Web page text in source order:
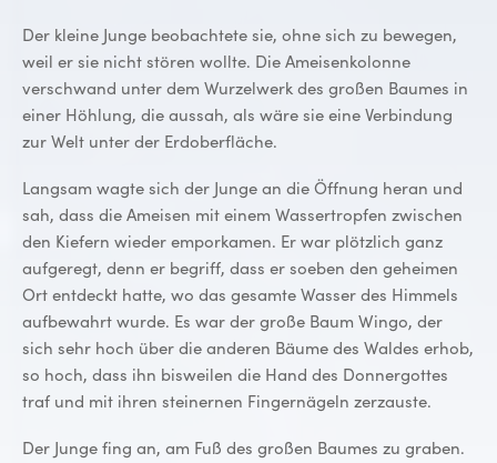
Der kleine Junge beobachtete sie, ohne sich zu bewegen,
weil er sie nicht stören wollte. Die Ameisenkolonne
verschwand unter dem Wurzelwerk des großen Baumes in
einer Höhlung, die aussah, als wäre sie eine Verbindung
zur Welt unter der Erdoberfläche.
Langsam wagte sich der Junge an die Öffnung heran und
sah, dass die Ameisen mit einem Wassertropfen zwischen
den Kiefern wieder emporkamen. Er war plötzlich ganz
aufgeregt, denn er begriff, dass er soeben den geheimen
Ort entdeckt hatte, wo das gesamte Wasser des Himmels
aufbewahrt wurde. Es war der große Baum Wingo, der
sich sehr hoch über die anderen Bäume des Waldes erhob,
so hoch, dass ihn bisweilen die Hand des Donnergottes
traf und mit ihren steinernen Fingernägeln zerzauste.
Der Junge fing an, am Fuß des großen Baumes zu graben.